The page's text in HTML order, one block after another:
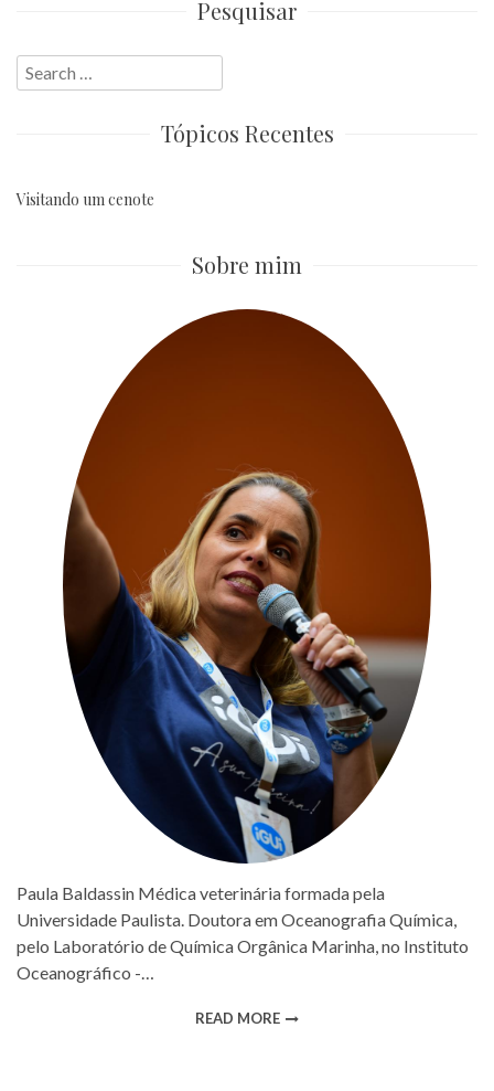
Pesquisar
Search
for:
Tópicos Recentes
Visitando um cenote
Sobre mim
Paula Baldassin Médica veterinária formada pela
Universidade Paulista. Doutora em Oceanografia Química,
pelo Laboratório de Química Orgânica Marinha, no Instituto
Oceanográfico -…
READ MORE